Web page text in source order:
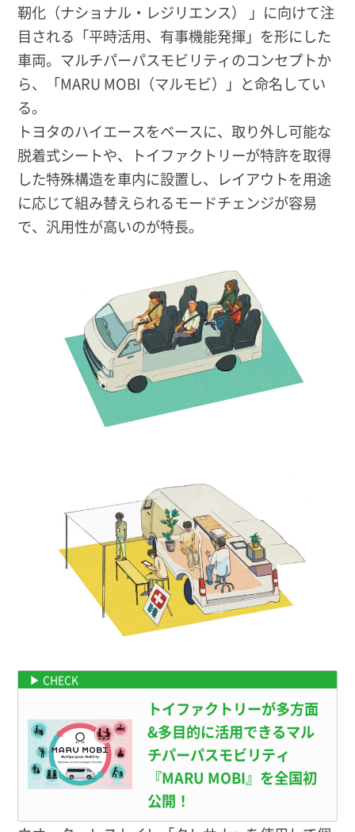
靭化（ナショナル・レジリエンス） 」に向けて注
目される「平時活用、有事機能発揮」を形にした
車両。マルチパーパスモビリティのコンセプトか
ら、「MARU MOBI（マルモビ）」と命名してい
る。
トヨタのハイエースをベースに、取り外し可能な
脱着式シートや、トイファクトリーが特許を取得
した特殊構造を車内に設置し、レイアウトを用途
に応じて組み替えられるモードチェンジが容易
で、汎用性が高いのが特長。
マルモビはこちらで紹介中
トイファクトリーが多方面
&多目的に活用できるマル
チパーパスモビリティ
『MARU MOBI』を全国初
公開！